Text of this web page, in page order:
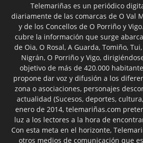
Telemariñas es un periódico
diariamente de las comarcas de O Val
y de los Concellos de O Porriño y
cubre la información que surge
de Oia, O Rosal, A Guarda, Tomiño,
Nigrán, O Porriño y Vigo,
objetivo de más de 420.000
propone dar voz y difusión a los
zona o asociaciones, personajes
actualidad (Sucesos, deportes,
enero de 2014, telemariñas.com
luz a los lectores a la hora de
Con esta meta en el horizonte,
otros medios de comunicación que